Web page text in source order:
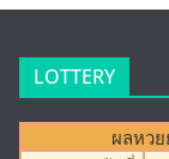
LOTTERY